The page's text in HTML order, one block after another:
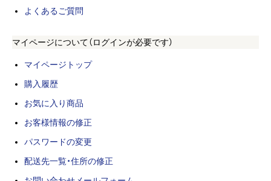
よくあるご質問
マイページについて（ログインが必要です）
マイページトップ
購入履歴
お気に入り商品
お客様情報の修正
パスワードの変更
配送先一覧・住所の修正